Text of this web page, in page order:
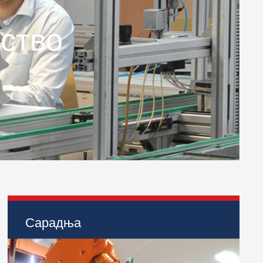
система
Сарадња
> Међународна сарадња